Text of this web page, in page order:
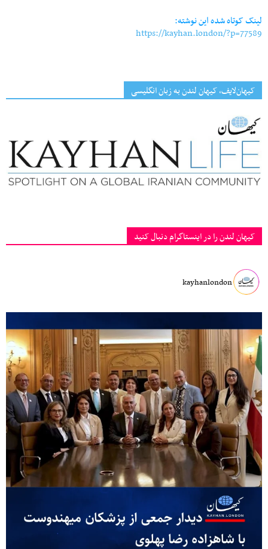
لینک کوتاه شده این نوشته:
https://kayhan.london/?p=77589
کیهان‌لایف، کیهان لندن به زبان انگلیسی
کیهان لندن را در اینستاگرام دنبال کنید
kayhanlondon